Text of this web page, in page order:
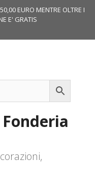
EURO MENTRE OLTRE I
E' GRATIS